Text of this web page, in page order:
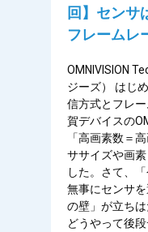
回】センサ
フレームレ
OMNIVISION
ジーズ） はじ
信方式とフレ
賀デバイスの
「高画素数＝
ササイズや画
した。さて、
無事にセンサ
の壁」が立ち
どうやって後